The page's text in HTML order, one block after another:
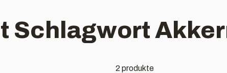
Schlagwort
2 produkte